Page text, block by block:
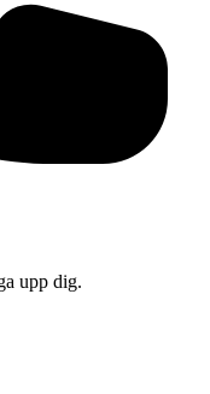
upp dig.